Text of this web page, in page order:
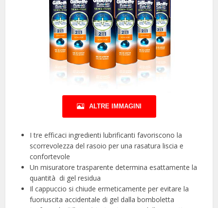
ALTRE IMMAGINI
I tre efficaci ingredienti lubrificanti favoriscono la
scorrevolezza del rasoio per una rasatura liscia e
confortevole
Un misuratore trasparente determina esattamente la
quantità di gel residua
Il cappuccio si chiude ermeticamente per evitare la
fuoriuscita accidentale di gel dalla bomboletta